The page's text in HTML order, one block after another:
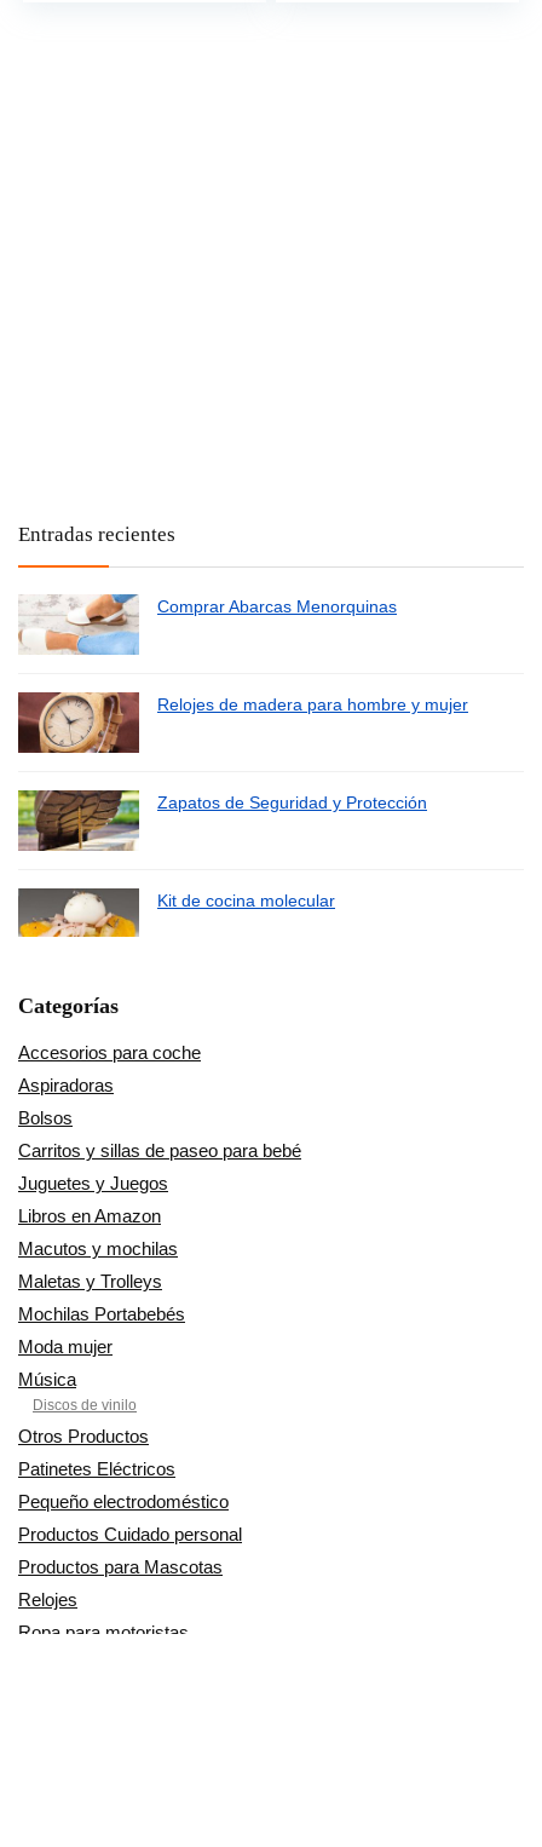
Entradas recientes
Comprar Abarcas Menorquinas
Relojes de madera para hombre y mujer
Zapatos de Seguridad y Protección
Kit de cocina molecular
Categorías
Accesorios para coche
Aspiradoras
Bolsos
Carritos y sillas de paseo para bebé
Juguetes y Juegos
Libros en Amazon
Macutos y mochilas
Maletas y Trolleys
Mochilas Portabebés
Moda mujer
Música
Discos de vinilo
Otros Productos
Patinetes Eléctricos
Pequeño electrodoméstico
Productos Cuidado personal
Productos para Mascotas
Relojes
Ropa para motoristas